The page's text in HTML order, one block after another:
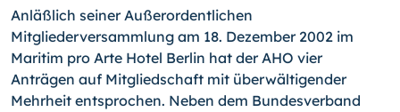
Anläßlich seiner Außerordentlichen
Mitgliederversammlung am 18. Dezember 2002 im
Maritim pro Arte Hotel Berlin hat der AHO vier
Anträgen auf Mitgliedschaft mit überwältigender
Mehrheit entsprochen. Neben dem Bundesverband